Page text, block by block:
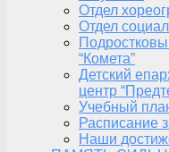
Отдел
Отдел
“Комета”
Детский
центр
Учебный
Расписание
Наши